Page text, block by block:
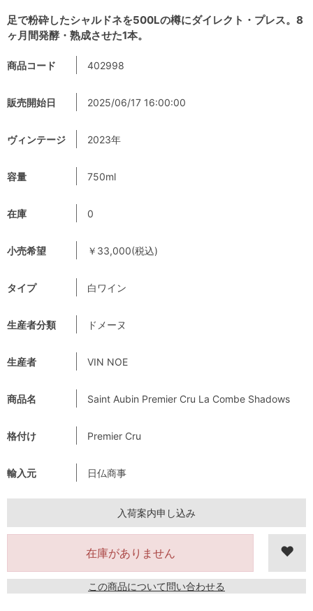
足で粉砕したシャルドネを500Lの樽にダイレクト・プレス。8
ヶ月間発酵・熟成させた1本。
商品コード 402998
販売開始日 2025/06/17 16:00:00
ヴィンテージ 2023年
容量 750ml
在庫 0
小売希望 ￥33,000(税込)
タイプ 白ワイン
生産者分類 ドメーヌ
生産者 VIN NOE
商品名 Saint Aubin Premier Cru La Combe Shadows
格付け Premier Cru
輸入元 日仏商事
入荷案内申し込み
在庫がありません
この商品について問い合わせる